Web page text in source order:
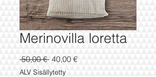
Merinovilla loretta
50,00 € Normaali
hinta
40,00 €Alehinta
ALV Sisällytetty